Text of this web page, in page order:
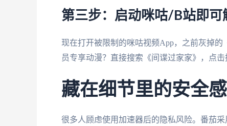
第三步：启动咪咕/B站即可
现在打开被限制的咪咕视频App，之前灰掉
员专享动漫？直接搜索《间谍过家家》，点击
藏在细节里的安全
很多人顾虑使用加速器后的隐私风险。番茄